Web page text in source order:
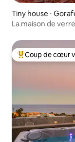
Tiny house ⋅
La maison de verre
Coups de cœur
Coup de cœur